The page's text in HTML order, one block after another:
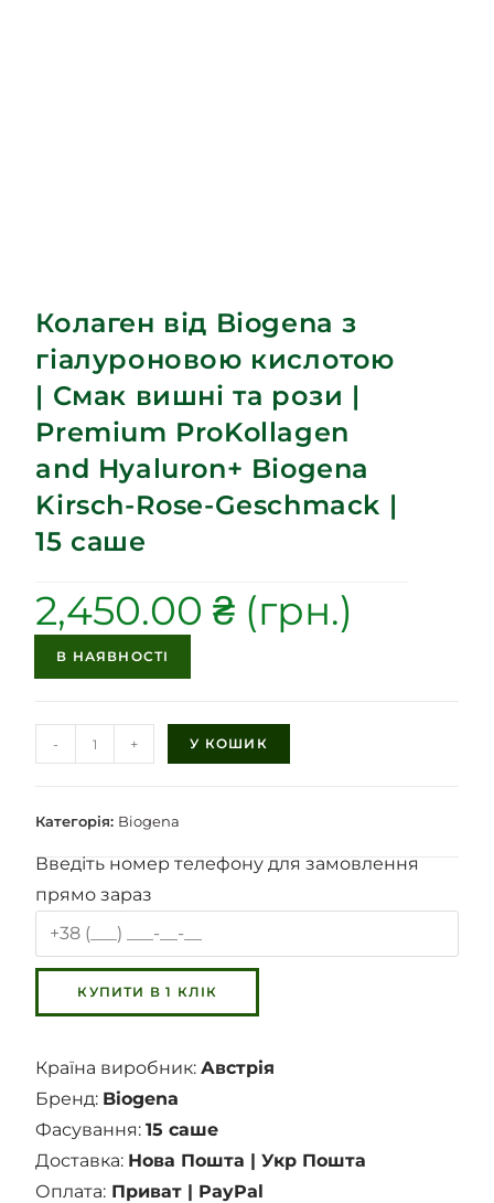
Колаген від Biogena з
гіалуроновою кислотою
| Cмак вишні та рози |
Premium ProKollagen
and Hyaluron+ Biogena
Kirsch-Rose-Geschmack |
15 саше
2,450.00₴
В НАЯВНОСТІ
- + У КОШИК
Категорія: Biogena
Введіть номер телефону для замовлення
прямо зараз
Країна виробник:Австрія
Бренд: Biogena
Фасування:15 саше
Доставка: Нова Пошта | Укр Пошта
Оплата: Приват | PayPal